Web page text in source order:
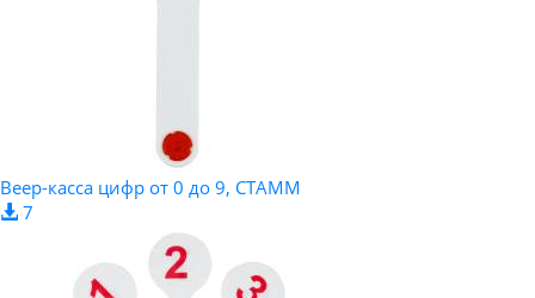
Веер-касса цифр от 0 до 9, СТАММ
7